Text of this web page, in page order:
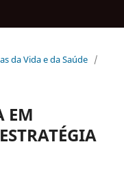
da Vida e da Saúde /
EM